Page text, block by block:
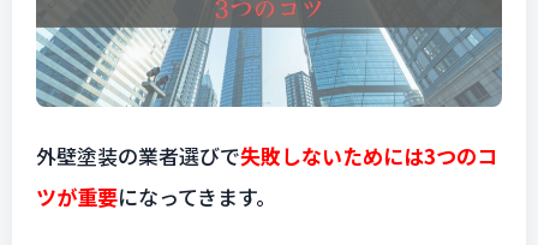
外壁塗装の業者選びで失敗しないためには3つのコ
ツが重要になってきます。